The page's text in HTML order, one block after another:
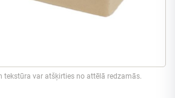
tekstūra var atšķirties no attēlā redzamās.